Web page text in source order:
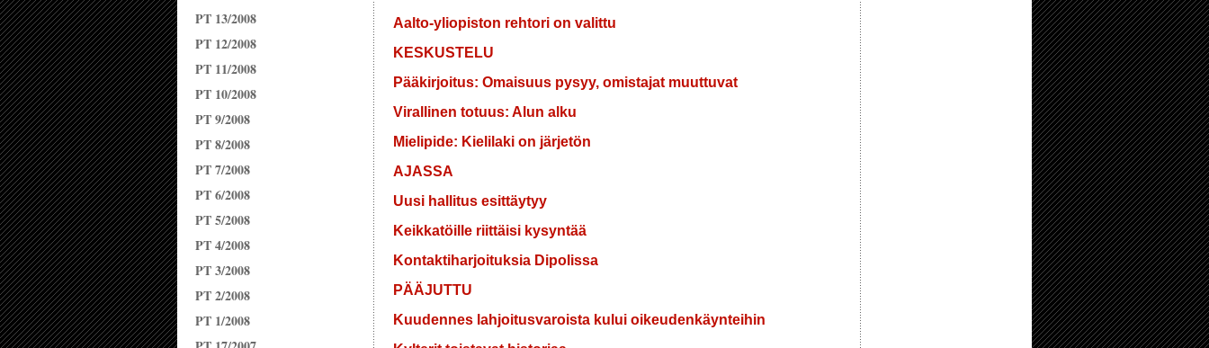
PT 13/2008
PT 12/2008
PT 11/2008
PT 10/2008
PT 9/2008
PT 8/2008
PT 7/2008
PT 6/2008
PT 5/2008
PT 4/2008
PT 3/2008
PT 2/2008
PT 1/2008
Aalto-yliopiston rehtori on valittu
KESKUSTELU
Pääkirjoitus: Omaisuus pysyy, omistajat muuttuvat
Virallinen totuus: Alun alku
Mielipide: Kielilaki on järjetön
AJASSA
Uusi hallitus esittäytyy
Keikkatöille riittäisi kysyntää
Kontaktiharjoituksia Dipolissa
PÄÄJUTTU
Kuudennes lahjoitusvaroista kului oikeudenkäynteihin